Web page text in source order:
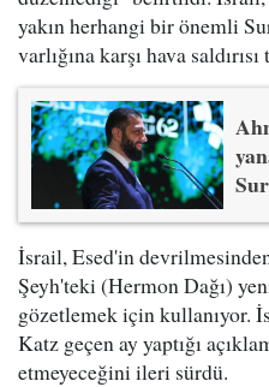
yakın herhangi bir önemli
varlığına karşı hava
İsrail, Esed'in
Şeyh'teki (Hermon Dağı)
gözetlemek için kullanıyor.
Katz geçen ay yaptığı
etmeyeceğini ileri sürdü.